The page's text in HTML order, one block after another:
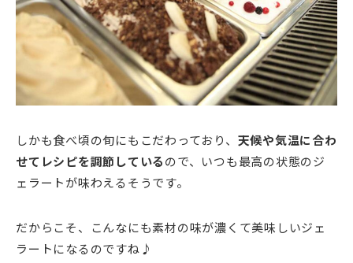
しかも食べ頃の旬にもこだわっており、 天候や気温に合わ
せてレシピを調節しているので、いつも最高の状態のジ
ェラートが味わえるそうです。
だからこそ、こんなにも素材の味が濃くて美味しいジェ
ラートになるのですね♪